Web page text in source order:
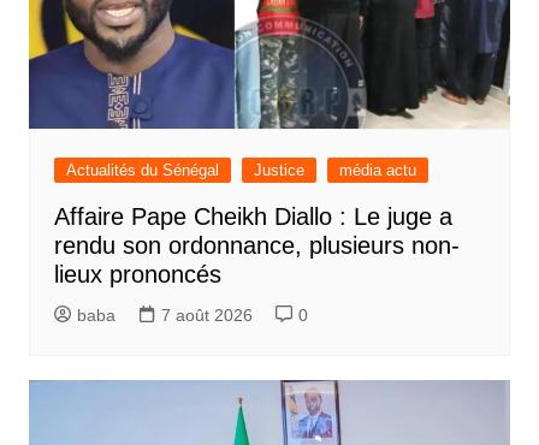
Actualités du Sénégal Justice média actu
Affaire Pape Cheikh Diallo : Le juge a
rendu son ordonnance, plusieurs non-
lieux prononcés
baba 7 août 2026 0